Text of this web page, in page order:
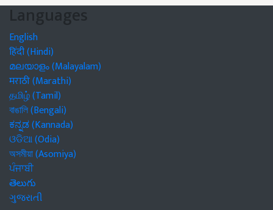
Languages
English
हिंदी (Hindi)
മലയാളം (Malayalam)
मराठी (Marathi)
தமிழ் (Tamil)
বাঙালি (Bengali)
ಕನ್ನಡ (Kannada)
ଓଡିଆ (Odia)
অসমীয়া (Asomiya)
ਪੰਜਾਬੀ
తెలుగు
ગુજરાતી